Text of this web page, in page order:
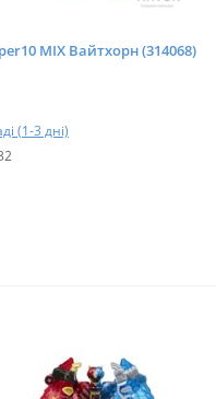
MIX Вайтхорн (314068)
(1-3 дні)